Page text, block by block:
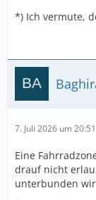
*) Ich vermute,
7. Juli 2026 um 20:51
Eine
drauf nicht
unterbunden